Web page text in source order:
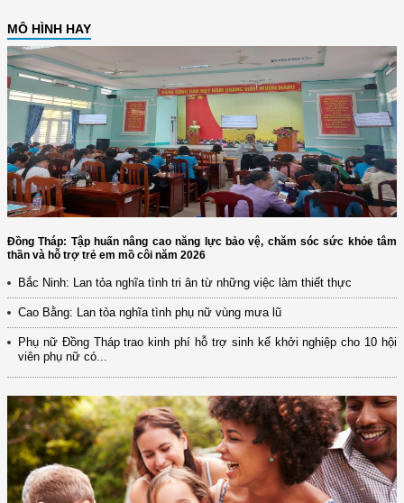
MÔ HÌNH HAY
Đồng Tháp: Tập huấn nâng cao năng lực bảo vệ, chăm sóc sức khỏe tâm
thần và hỗ trợ trẻ em mồ côi năm 2026
Bắc Ninh: Lan tỏa nghĩa tình tri ân từ những việc làm thiết thực
Cao Bằng: Lan tỏa nghĩa tình phụ nữ vùng mưa lũ
Phụ nữ Đồng Tháp trao kinh phí hỗ trợ sinh kế khởi nghiệp cho 10 hội
viên phụ nữ có...